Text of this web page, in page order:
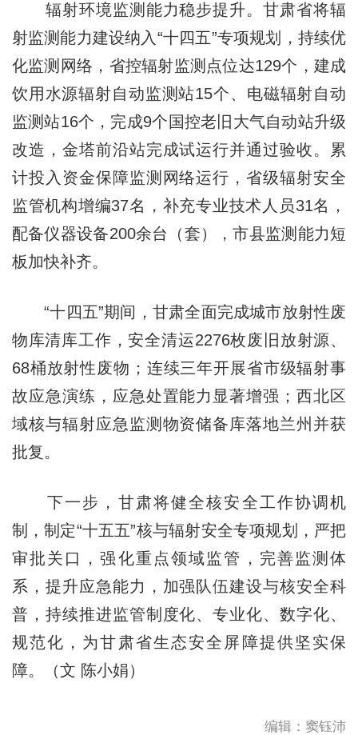
辐射环境监测能力稳步提升。甘肃省将辐
射监测能力建设纳入“十四五”专项规划，持续优
化监测网络，省控辐射监测点位达129个，建成
饮用水源辐射自动监测站15个、电磁辐射自动
监测站16个，完成9个国控老旧大气自动站升级
改造，金塔前沿站完成试运行并通过验收。累
计投入资金保障监测网络运行，省级辐射安全
监管机构增编37名，补充专业技术人员31名，
配备仪器设备200余台（套），市县监测能力短
板加快补齐。
“十四五”期间，甘肃全面完成城市放射性废
物库清库工作，安全清运2276枚废旧放射源、
68桶放射性废物；连续三年开展省市级辐射事
故应急演练，应急处置能力显著增强；西北区
域核与辐射应急监测物资储备库落地兰州并获
批复。
下一步，甘肃将健全核安全工作协调机
制，制定“十五五”核与辐射安全专项规划，严把
审批关口，强化重点领域监管，完善监测体
系，提升应急能力，加强队伍建设与核安全科
普，持续推进监管制度化、专业化、数字化、
规范化，为甘肃省生态安全屏障提供坚实保
障。（文 陈小娟）
编辑：窦钰沛